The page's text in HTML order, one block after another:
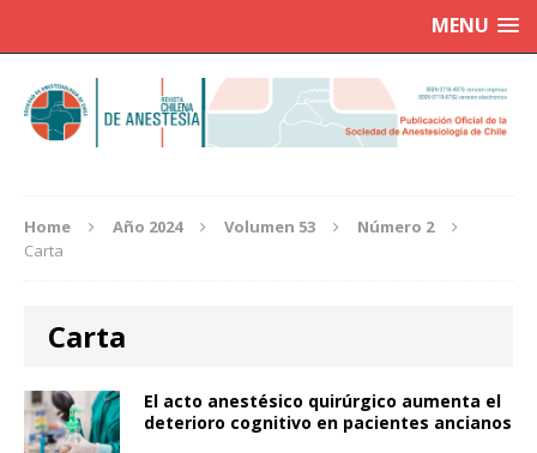
MENU
Home Año 2024 Volumen 53
Número 2
Carta
Carta
El acto anestésico quirúrgico aumenta el
deterioro cognitivo en pacientes ancianos